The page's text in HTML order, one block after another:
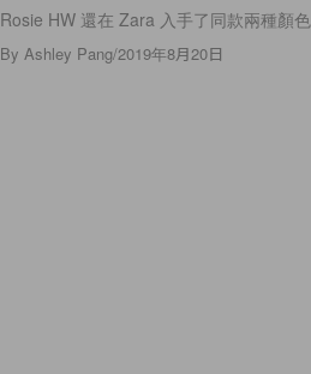
Rosie HW 還在 Zara 入手了同款兩種顏色
By Ashley Pang/2019年8月20日